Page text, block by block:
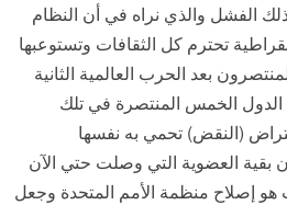
الفشل والذي نراه في أن النظام
تحترم كل الثقافات وتستوعبها
بعد الحرب العالمية الثانية
الخمس المنتصرة في تلك
(النقض) تحمي به نفسها
بقية العضوية التي وصلت حتي الآن
هو إصلاح منظمة الأمم المتحدة وجعل